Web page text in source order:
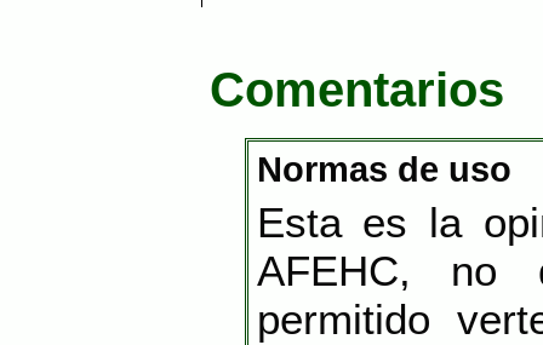
Comentarios
Normas de uso
Esta es la
AFEHC, no
permitido